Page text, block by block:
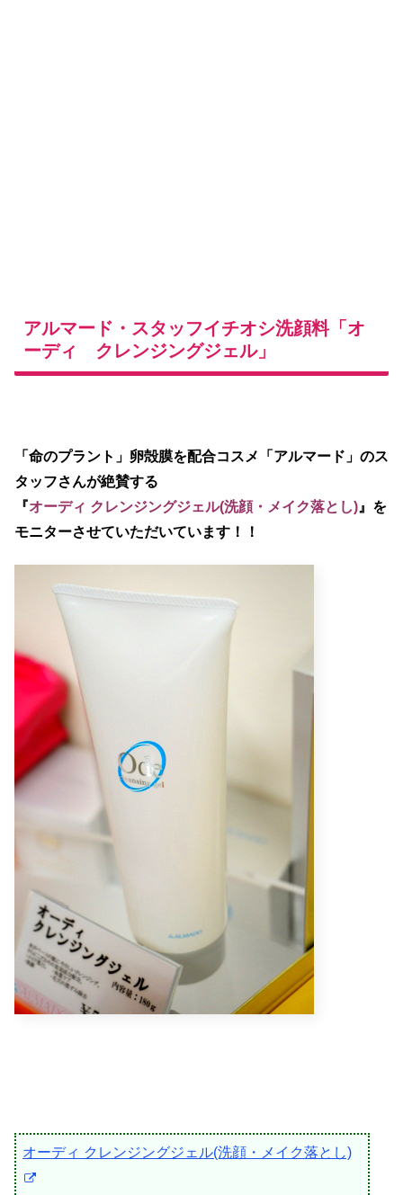
アルマード・スタッフイチオシ洗顔料「オ
ーディ クレンジングジェル」
「命のプラント」卵殻膜を配合コスメ「アルマード」のス
タッフさんが絶賛する
『オーディ クレンジングジェル(洗顔・メイク落とし) 』 を
モニターさせていただいています！！
オーディ クレンジングジェル(洗顔・メイク落とし)